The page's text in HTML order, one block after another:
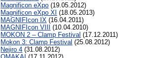
Magnificon eXpo (19.05.2012)
Magnificon eXpo XI (18.05.2013)
MAGNIFIcon IX (16.04.2011)
MAGNIFIcon VIII
(10.04.2010)
MOKON 2 – Clamp Festival (17.12.2011)
Mokon 3: Clamp Festival (25.08.2012)
Nejiro 4 (31.08.2012)